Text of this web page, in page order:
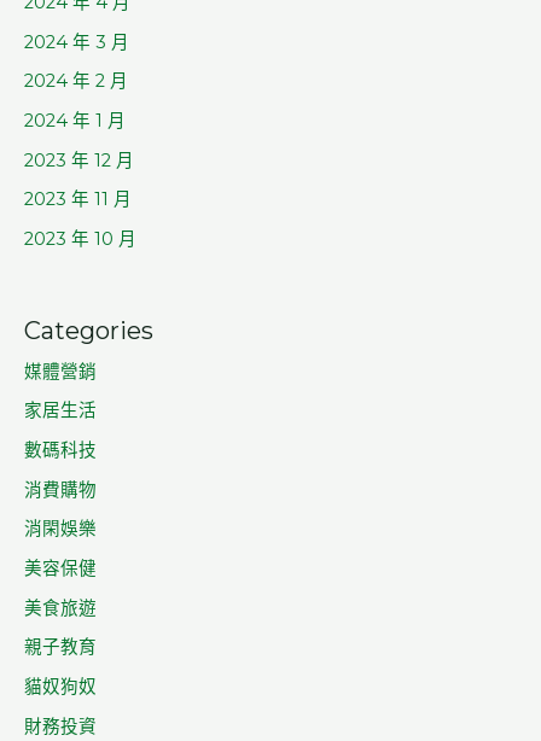
2024 年 3 月
2024 年 2 月
2024 年 1 月
2023 年 12 月
2023 年 11 月
2023 年 10 月
Categories
媒體營銷
家居生活
數碼科技
消費購物
消閑娛樂
美容保健
美食旅遊
親子教育
貓奴狗奴
財務投資